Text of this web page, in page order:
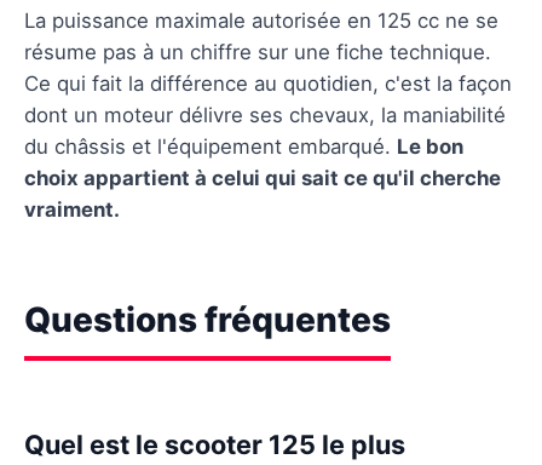
La puissance maximale autorisée en 125 cc ne se
résume pas à un chiffre sur une fiche technique.
Ce qui fait la différence au quotidien, c'est la façon
dont un moteur délivre ses chevaux, la maniabilité
du châssis et l'équipement embarqué. Le bon
choix appartient à celui qui sait ce qu'il cherche
vraiment.
Questions fréquentes
Quel est le scooter 125 le plus